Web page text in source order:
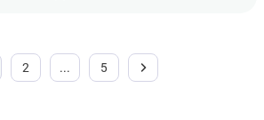
2 ... 5